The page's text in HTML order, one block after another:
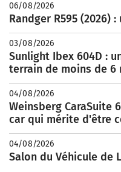
06/08/2026
Randger R595 (2026)
03/08/2026
Sunlight Ibex 604D :
terrain de moins de 6
04/08/2026
Weinsberg CaraSuite
car qui mérite d'être
04/08/2026
Salon du Véhicule de